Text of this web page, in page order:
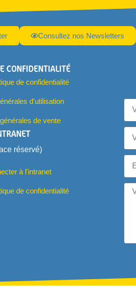
Consultez nos Newsletters
CONFIDENTIALITÉ
de confidentialité
d'utilisation
de vente
réservé)
à l'intranet
de confidentialité